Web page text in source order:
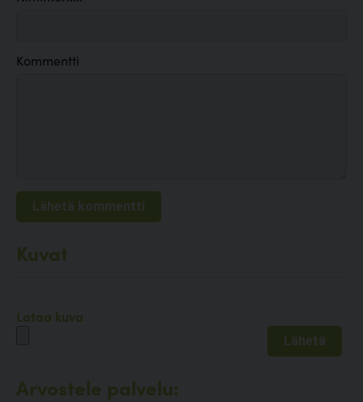
Kommentti
Kuvat
Lataa kuva
Arvostele palvelu: